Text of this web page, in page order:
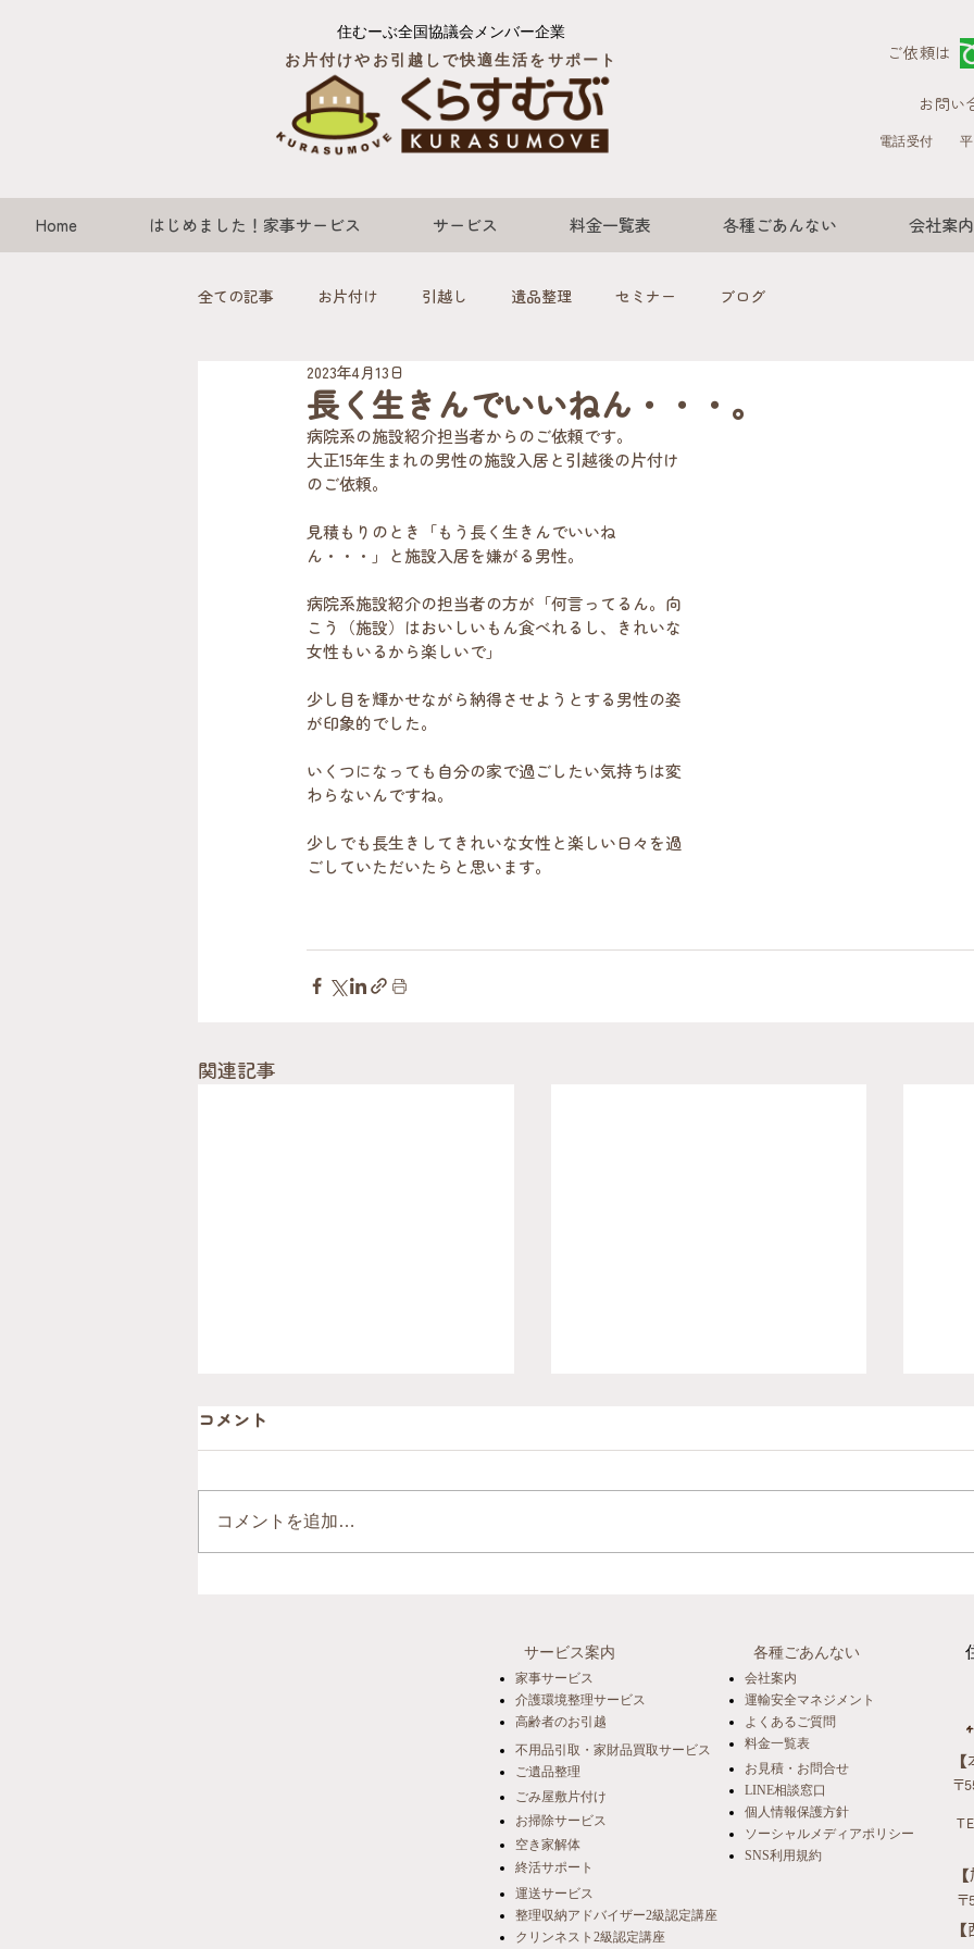
住むーぶ全国協議会メンバー企業
お片付けやお引越しで快適生活をサポート
ご依頼は
お問い
電話受付
Home はじめました！家事サービス サービス 料金一覧表 各種ごあんない 会社案内
全ての記事 お片付け 引越し 遺品整理 セミナー ブログ
長く生きんでいいねん・・・。
2023年4月13日
病院系の施設紹介担当者からのご依頼です。
大正15年生まれの男性の施設入居と引越後の片付け
のご依頼。
見積もりのとき「もう長く生きんでいいね
ん・・・」と施設入居を嫌がる男性。
病院系施設紹介の担当者の方が「何言ってるん。向
こう（施設）はおいしいもん食べれるし、きれいな
女性もいるから楽しいで」
少し目を輝かせながら納得させようとする男性の姿
が印象的でした。
いくつになっても自分の家で過ごしたい気持ちは変
わらないんですね。
少しでも長生きしてきれいな女性と楽しい日々を過
ごしていただいたらと思います。
関連記事
宅で暮らすための住環境づく
り～
パ
高
く
コメント
コメントを追加…
サービス案内
〒
各種ごあんない
会社案内
運輸安全マネジメント
よくあるご質問
料金一覧表
お見積・お問合せ
LINE相談窓口
個人情報保護方針
ソーシャルメディアポリシー
SNS利用規約
家事サービス
介護環境整理サービス
高齢者のお引越
不用品引取・家財品買取サービス
ご遺品整理
ごみ屋敷片付け
お掃除サービス
空き家解体
終活サポート
〒
運送サービス
整理収納アドバイザー2級認定講座
クリンネスト2級認定講座